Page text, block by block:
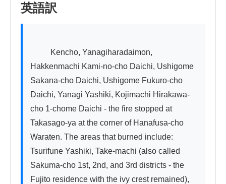
英語訳
Hakkenmachi Kami-no-cho Daichi, Ushigome
Sakana-cho Daichi, Ushigome Fukuro-cho
Daichi, Yanagi Yashiki, Kojimachi Hirakawa-
cho 1-chome Daichi - the fire stopped at
Takasago-ya at the corner of Hanafusa-cho
Waraten. The areas that burned include:
Tsurifune Yashiki, Take-machi (also called
Sakuma-cho 1st, 2nd, and 3rd districts - the
Fujito residence with the ivy crest remained),